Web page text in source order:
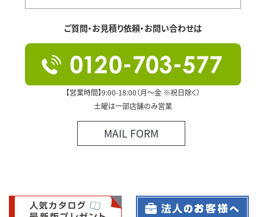
ご質問・お見積り依頼・お問い合わせは
【営業時間】9:00-18:00（月～金 ※祝日除く）
土曜は一部店舗のみ営業
MAIL FORM